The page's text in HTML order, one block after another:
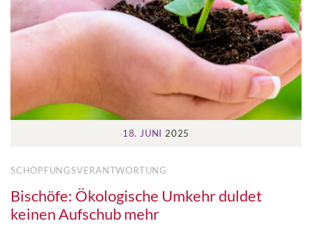
18. JUNI 2025
SCHÖPFUNGSVERANTWORTUNG
Bischöfe: Ökologische Umkehr duldet
keinen Aufschub mehr